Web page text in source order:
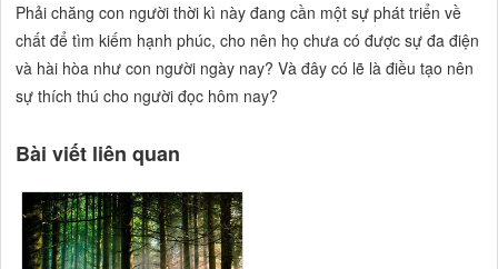
Phải chăng con người thời kì này đang cần một sự phát triển về
chất để tìm kiếm hạnh phúc, cho nên họ chưa có được sự đa điện
và hài hòa như con người ngày nay? Và đây có lẽ là điều tạo nên
sự thích thú cho người đọc hôm nay?
Bài viết liên quan